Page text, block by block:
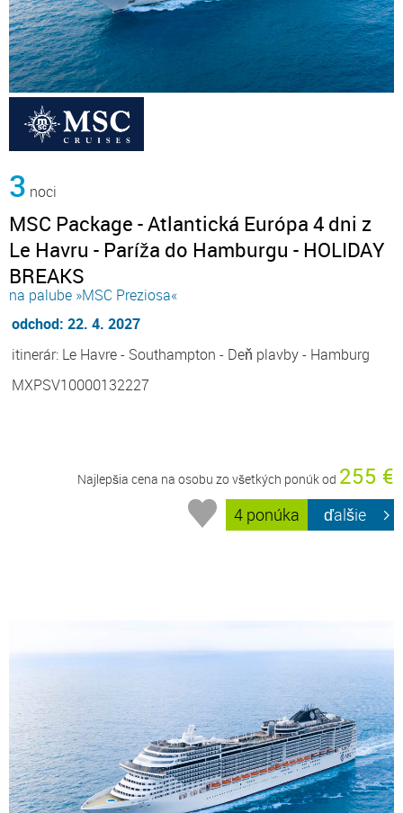
3 noci
MSC Package - Atlantická Európa 4 dni z
Le Havru - Paríža do Hamburgu - HOLIDAY
BREAKS
na palube »MSC Preziosa«
odchod: 22. 4. 2027
itinerár: Le Havre - Southampton - Deň plavby - Hamburg
MXPSV10000132227
Najlepšia cena na osobu zo všetkých ponúk od 255 €
4 ponúka ďalšie